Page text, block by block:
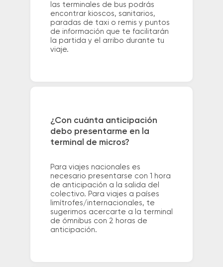
las terminales de bus podrás
encontrar kioscos, sanitarios,
paradas de taxi o remis y puntos
de información que te facilitarán
la partida y el arribo durante tu
viaje.
¿Con cuánta anticipación
debo presentarme en la
terminal de micros?
Para viajes nacionales es
necesario presentarse con 1 hora
de anticipación a la salida del
colectivo. Para viajes a países
limítrofes/internacionales, te
sugerimos acercarte a la terminal
de ómnibus con 2 horas de
anticipación.